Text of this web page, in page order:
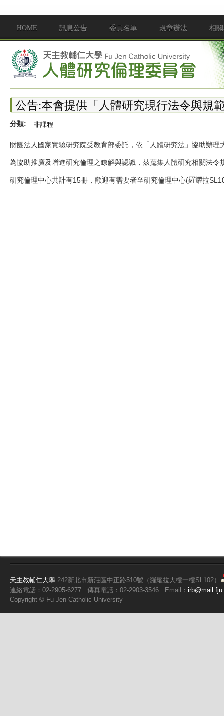
Main menu
HOME 訊息公告 委員名單 規章辦法 相
公告:本會提供「人體研究現行法令與規
分類: 非課程
財團法人國家實驗研究院受教育部委託，依「人體研究法」協助辦
為協助推廣及增進研究倫理之瞭解與認識，茲蒐集人體研究相關法
研究倫理中心共計有15冊，歡迎有需要者至研究倫理中心(羅耀拉
天主教輔仁大學 242新北市新莊區中正路510號（羅耀拉大樓一樓SL102）
連絡電話：02-2905-6277
傳真電話：02-2903-3546 Email：
Copyright © Fu Jen Catholic University